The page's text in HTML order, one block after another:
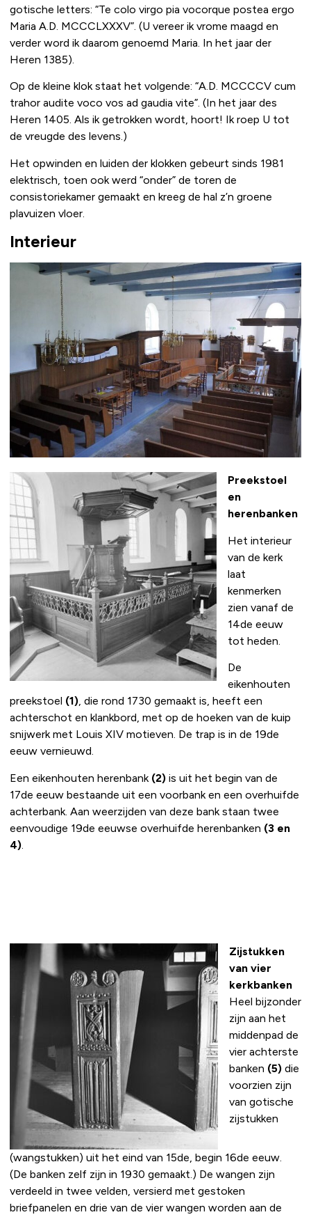
gotische letters: “Te colo virgo pia vocorque postea ergo
Maria A.D. MCCCLXXXV”. (U vereer ik vrome maagd en
verder word ik daarom genoemd Maria. In het jaar der
Heren 1385).
Op de kleine klok staat het volgende: “A.D. MCCCCV cum
trahor audite voco vos ad gaudia vite”. (In het jaar des
Heren 1405. Als ik getrokken wordt, hoort! Ik roep U tot
de vreugde des levens.)
Het opwinden en luiden der klokken gebeurt sinds 1981
elektrisch, toen ook werd “onder” de toren de
consistoriekamer gemaakt en kreeg de hal z’n groene
plavuizen vloer.
Interieur
Preekstoel
en
herenbanken
Het interieur
van de kerk
laat
kenmerken
zien vanaf de
14de eeuw
tot heden.
De
eikenhouten
preekstoel (1), die rond 1730 gemaakt is, heeft een
achterschot en klankbord, met op de hoeken van de kuip
snijwerk met Louis XIV motieven. De trap is in de 19de
eeuw vernieuwd.
Een eikenhouten herenbank (2) is uit het begin van de
17de eeuw bestaande uit een voorbank en een overhuifde
achterbank. Aan weerzijden van deze bank staan twee
eenvoudige 19de eeuwse overhuifde herenbanken (3 en
4)
Zijstukken
van vier
kerkbanken
Heel bijzonder
zijn aan het
middenpad de
vier achterste
banken (5) die
voorzien zijn
van gotische
zijstukken
(wangstukken) uit het eind van 15de, begin 16de eeuw.
(De banken zelf zijn in 1930 gemaakt.) De wangen zijn
verdeeld in twee velden, versierd met gestoken
briefpanelen en drie van de vier wangen worden aan de